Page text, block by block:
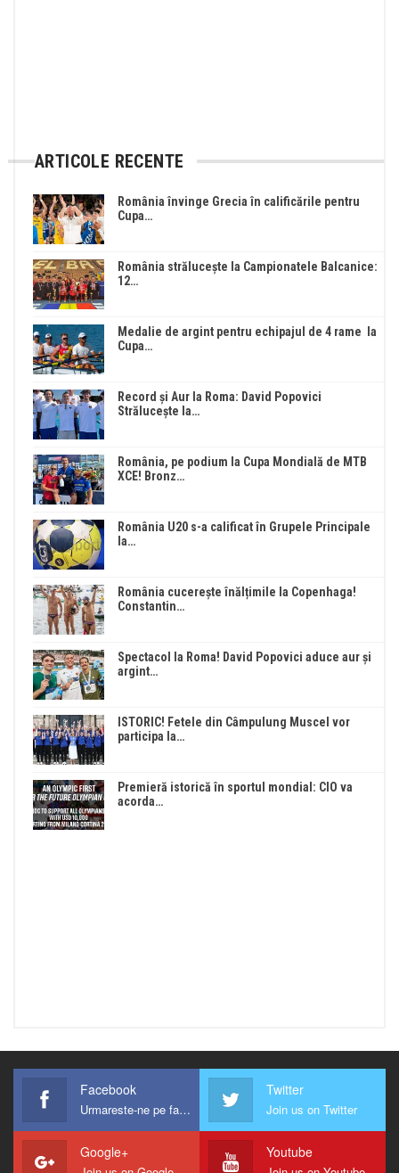
ARTICOLE RECENTE
România învinge Grecia în calificările pentru
Cupa…
România strălucește la Campionatele Balcanice:
12…
Medalie de argint pentru echipajul de 4 rame la
Cupa…
Record și Aur la Roma: David Popovici
Strălucește la…
România, pe podium la Cupa Mondială de MTB
XCE! Bronz…
România U20 s-a calificat în Grupele Principale
la…
România cucerește înălțimile la Copenhaga!
Constantin…
Spectacol la Roma! David Popovici aduce aur și
argint…
ISTORIC! Fetele din Câmpulung Muscel vor
participa la…
Premieră istorică în sportul mondial: CIO va
acorda…
Facebook
Urmareste-ne pe facebook !
Twitter
Join us on Twitter
Google+ Youtube